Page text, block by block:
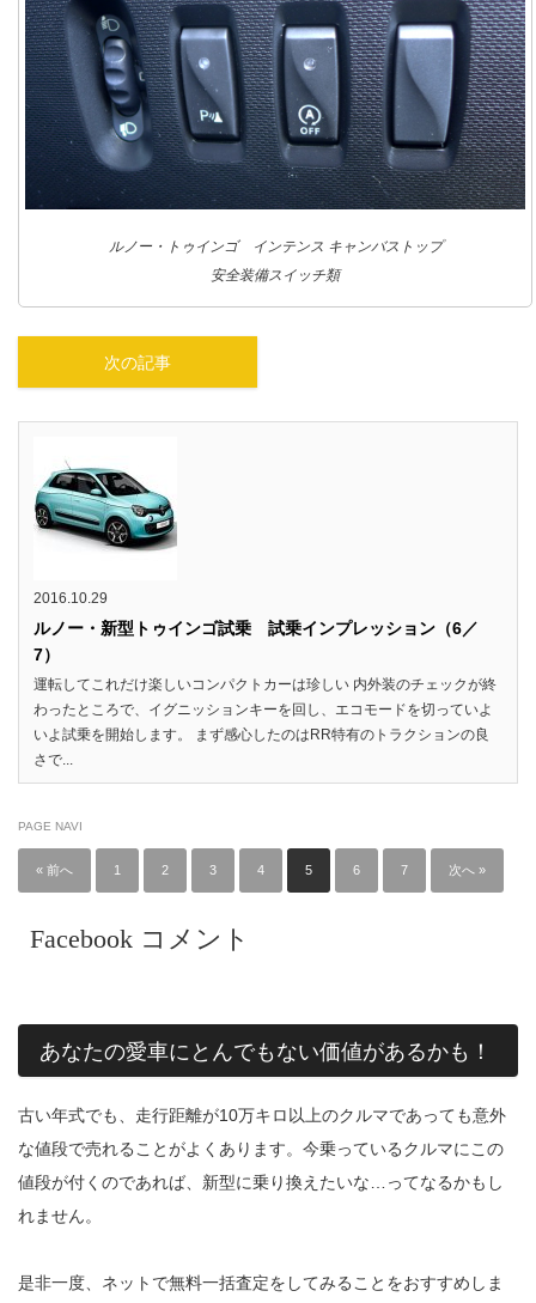
ルノー・トゥインゴ インテンス キャンバストップ
安全装備スイッチ類
次の記事
2016.10.29
ルノー・新型トゥインゴ試乗 試乗インプレッション（6／
7）
運転してこれだけ楽しいコンパクトカーは珍しい 内外装のチェックが終
わったところで、イグニッションキーを回し、エコモードを切っていよ
いよ試乗を開始します。 まず感心したのはRR特有のトラクションの良
さで...
PAGE NAVI
« 前へ 1 2 3 4 5 6 7 次へ »
Facebook コメント
あなたの愛車にとんでもない価値があるかも！
古い年式でも、走行距離が10万キロ以上のクルマであっても意外
な値段で売れることがよくあります。今乗っているクルマにこの
値段が付くのであれば、新型に乗り換えたいな…ってなるかもし
れません。
是非一度、ネットで無料一括査定をしてみることをおすすめしま